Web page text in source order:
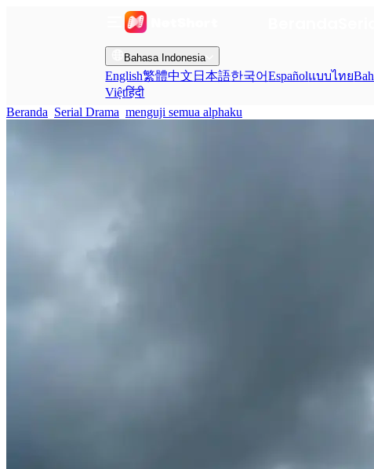
Bahasa Indonesia
English繁體中文 日本語한국어Españolแบบไทย
Việtहिंदी
Beranda Serial Drama menguji semua alphaku